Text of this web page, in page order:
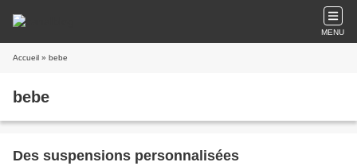
MENU
Accueil » bebe
bebe
Des suspensions personnalisées